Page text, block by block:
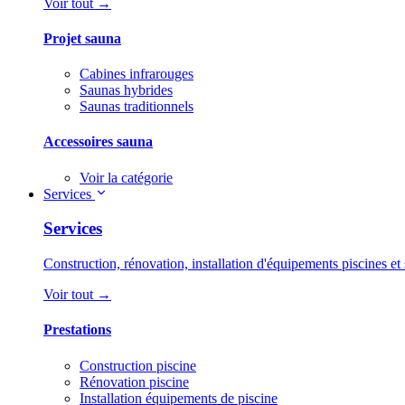
Projet sauna
Cabines infrarouges
Saunas hybrides
Saunas traditionnels
Accessoires sauna
Voir la catégorie
Services
Services
Construction, rénovation, installation d'équipements piscines et
Voir tout →
Prestations
Construction piscine
Rénovation piscine
Installation équipements de piscine